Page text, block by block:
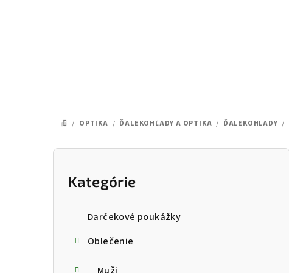
DOMOV
/ OPTIKA / ĎALEKOHĽADY A OPTIKA / ĎALEKOHLADY /
Preskočiť
kategórie
Kategórie
Darčekové poukážky
Oblečenie